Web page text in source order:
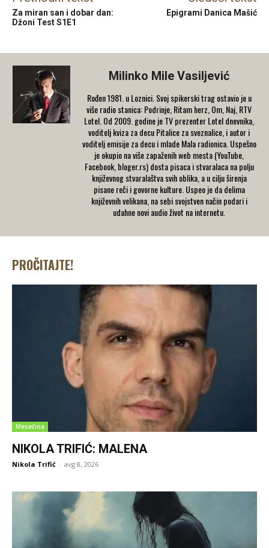
Za miran san i dobar dan:
Džoni Test S1E1
Epigrami Danica Mašić
Milinko Mile Vasiljević
Rođen 1981. u Loznici. Svoj spikerski trag ostavio je u
više radio stanica: Podrinje, Ritam herz, Om, Naj, RTV
Lotel. Od 2009. godine je TV prezenter Lotel dnevnika,
voditelj kviza za decu Pitalice za sveznalice, i autor i
voditelj emisije za decu i mlade Mala radionica. Uspešno
je okupio na više zapaženih web mesta (YouTube,
Facebook, bloger.rs) dosta pisaca i stvaralaca na polju
književnog stvaralaštva svih oblika, a u cilju širenja
pisane reči i govorne kulture. Uspeo je da delima
književnih velikana, na sebi svojstven način podari i
udahne novi audio život na internetu.
PROČITAJTE!
Mesečina
NIKOLA TRIFIĆ: MALENA
Nikola Trifić - avg 8, 2026